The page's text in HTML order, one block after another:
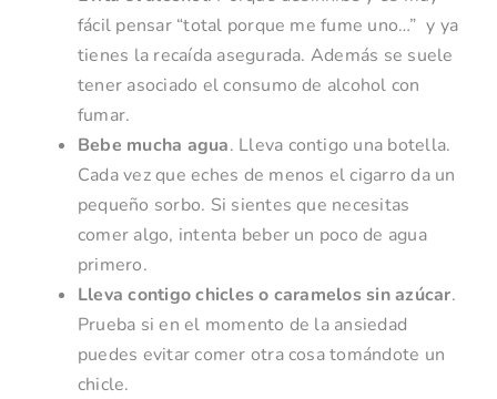
fácil pensar “total porque me fume uno…” y ya
tienes la recaída asegurada. Además se suele
tener asociado el consumo de alcohol con
fumar.
Bebe mucha agua. Lleva contigo una botella.
Cada vez que eches de menos el cigarro da un
pequeño sorbo. Si sientes que necesitas
comer algo, intenta beber un poco de agua
primero.
Lleva contigo chicles o caramelos sin azúcar.
Prueba si en el momento de la ansiedad
puedes evitar comer otra cosa tomándote un
chicle.